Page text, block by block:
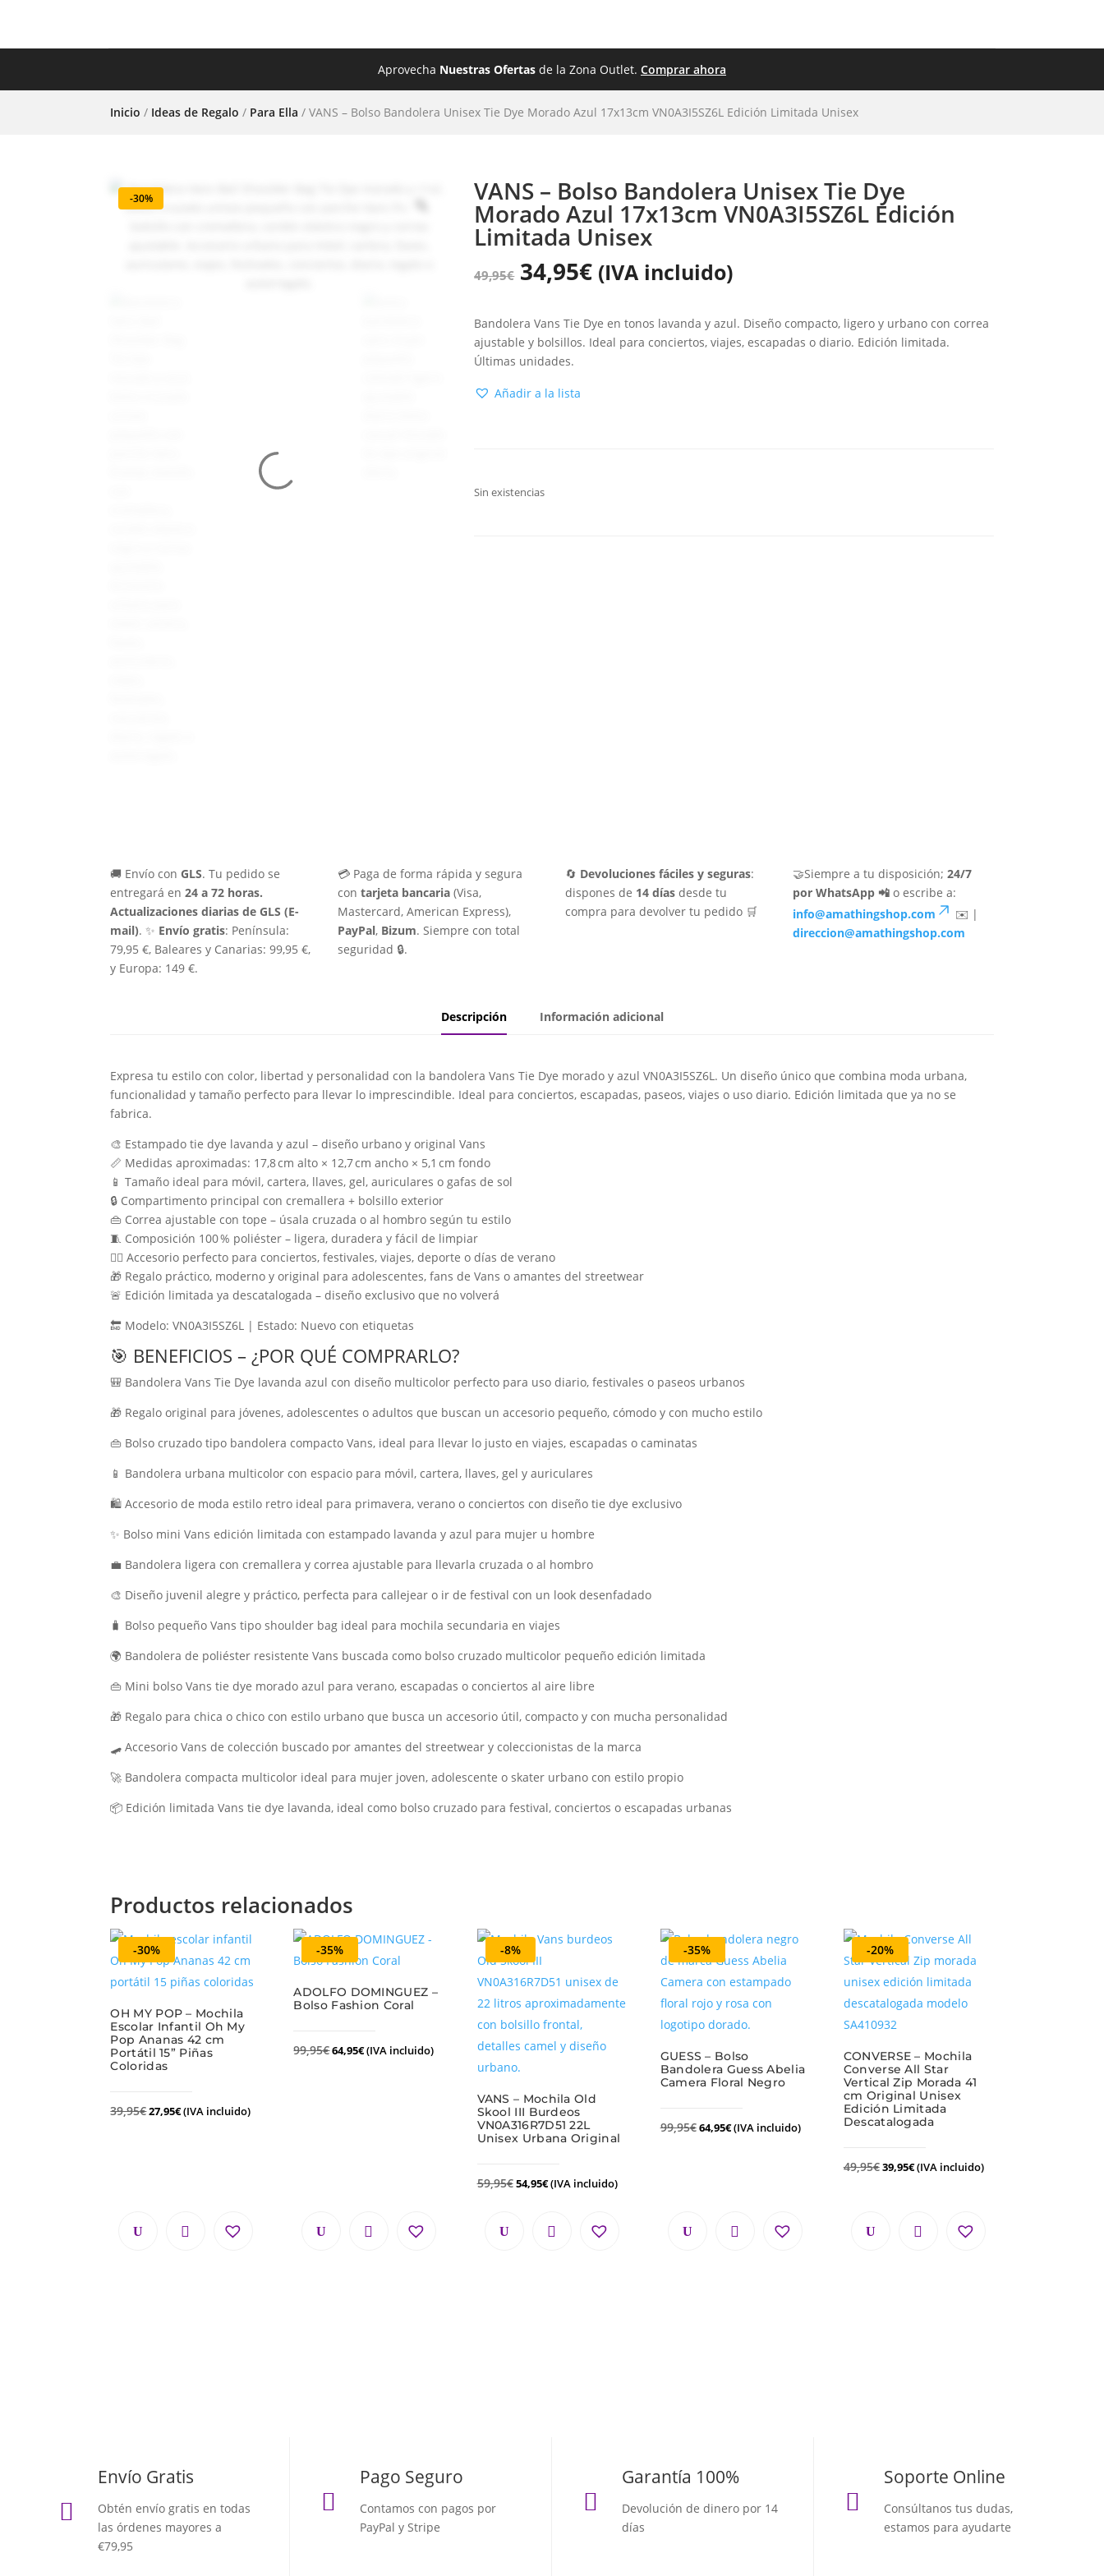
Aprovecha Nuestras Ofertas de la Zona Outlet. Comprar ahora
Inicio / Ideas de Regalo / Para Ella / VANS – Bolso Bandolera Unisex Tie Dye Morado Azul 17x13cm VN0A3I5SZ6L Edición Limitada Unisex
-30% VANS – Bolso Bandolera Unisex Tie Dye
Morado Azul 17x13cm VN0A3I5SZ6L Edición
Limitada Unisex
49,95€ 34,95€ (IVA incluido)
Bandolera Vans Tie Dye en tonos lavanda y azul. Diseño compacto, ligero y urbano con correa
ajustable y bolsillos. Ideal para conciertos, viajes, escapadas o diario. Edición limitada.
Últimas unidades.
Añadir a la lista
Sin existencias
🚚 Envío conGLS. Tu pedido se
entregará en24 a 72 horas.
Actualizaciones diarias de GLS (E-
mail). ✨ Envío gratis: Península:
79,95 €, Baleares y Canarias: 99,95 €,
y Europa: 149 €.
💳 Paga de forma rápida y segura
contarjeta bancaria (Visa,
Mastercard, American Express),
PayPal, Bizum. Siempre con total
seguridad 🔒.
🔄 Devoluciones fáciles y seguras:
dispones de 14 días desde tu
compra para devolver tu pedido 🛒
🤝Siempre a tu disposición; 24/7
por WhatsApp 📲o escribe a:
info@amathingshop.com
✉️ |
direccion@amathingshop.com
Descripción Información adicional
Expresa tu estilo con color, libertad y personalidad con la bandolera Vans Tie Dye morado y azul VN0A3I5SZ6L. Un diseño único que combina moda urbana,
funcionalidad y tamaño perfecto para llevar lo imprescindible. Ideal para conciertos, escapadas, paseos, viajes o uso diario. Edición limitada que ya no se
fabrica.
🎨 Estampado tie dye lavanda y azul – diseño urbano y original Vans
📏 Medidas aproximadas: 17,8 cm alto × 12,7 cm ancho × 5,1 cm fondo
📱 Tamaño ideal para móvil, cartera, llaves, gel, auriculares o gafas de sol
🔒 Compartimento principal con cremallera + bolsillo exterior
👜 Correa ajustable con tope – úsala cruzada o al hombro según tu estilo
🧵 Composición 100 % poliéster – ligera, duradera y fácil de limpiar
🚶‍♀️ Accesorio perfecto para conciertos, festivales, viajes, deporte o días de verano
🎁 Regalo práctico, moderno y original para adolescentes, fans de Vans o amantes del streetwear
🚨 Edición limitada ya descatalogada – diseño exclusivo que no volverá
🔚 Modelo: VN0A3I5SZ6L | Estado: Nuevo con etiquetas
🎯 BENEFICIOS – ¿POR QUÉ COMPRARLO?
🎒 Bandolera Vans Tie Dye lavanda azul con diseño multicolor perfecto para uso diario, festivales o paseos urbanos
🎁 Regalo original para jóvenes, adolescentes o adultos que buscan un accesorio pequeño, cómodo y con mucho estilo
👜 Bolso cruzado tipo bandolera compacto Vans, ideal para llevar lo justo en viajes, escapadas o caminatas
📱 Bandolera urbana multicolor con espacio para móvil, cartera, llaves, gel y auriculares
🛍️ Accesorio de moda estilo retro ideal para primavera, verano o conciertos con diseño tie dye exclusivo
✨ Bolso mini Vans edición limitada con estampado lavanda y azul para mujer u hombre
💼 Bandolera ligera con cremallera y correa ajustable para llevarla cruzada o al hombro
🎨 Diseño juvenil alegre y práctico, perfecta para callejear o ir de festival con un look desenfadado
🧳 Bolso pequeño Vans tipo shoulder bag ideal para mochila secundaria en viajes
🌍 Bandolera de poliéster resistente Vans buscada como bolso cruzado multicolor pequeño edición limitada
👜 Mini bolso Vans tie dye morado azul para verano, escapadas o conciertos al aire libre
🎁 Regalo para chica o chico con estilo urbano que busca un accesorio útil, compacto y con mucha personalidad
🛹 Accesorio Vans de colección buscado por amantes del streetwear y coleccionistas de la marca
🚀 Bandolera compacta multicolor ideal para mujer joven, adolescente o skater urbano con estilo propio
📦 Edición limitada Vans tie dye lavanda, ideal como bolso cruzado para festival, conciertos o escapadas urbanas
Productos relacionados
-30%
OH MY POP – Mochila
Escolar Infantil Oh My
Pop Ananas 42 cm
Portátil 15” Piñas
Coloridas
39,95€27,95€(IVA incluido)
-35%
ADOLFO DOMINGUEZ –
Bolso Fashion Coral
99,95€64,95€(IVA incluido)
-8%
VANS – Mochila Old
Skool III Burdeos
VN0A316R7D51 22L
Unisex Urbana Original
59,95€54,95€(IVA incluido)
-35%
GUESS – Bolso
Bandolera Guess Abelia
Camera Floral Negro
99,95€64,95€(IVA incluido)
-20%
CONVERSE – Mochila
Converse All Star
Vertical Zip Morada 41
cm Original Unisex
Edición Limitada
Descatalogada
49,95€39,95€(IVA incluido)

Envío Gratis
Obtén envío gratis en todas
las órdenes mayores a
€79,95

Pago Seguro
Contamos con pagos por
PayPal y Stripe

Garantía 100%
Devolución de dinero por 14
días

Soporte Online
Consúltanos tus dudas,
estamos para ayudarte